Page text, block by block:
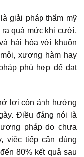
là giải pháp thẩm mỹ
ra quá mức khi cười,
hài hòa với khuôn
xương hàm hay
phù hợp để đạt
lợi còn ảnh hưởng
Điều đáng nói là
pháp do chưa
việc tiếp cận đúng
80% kết quả sau